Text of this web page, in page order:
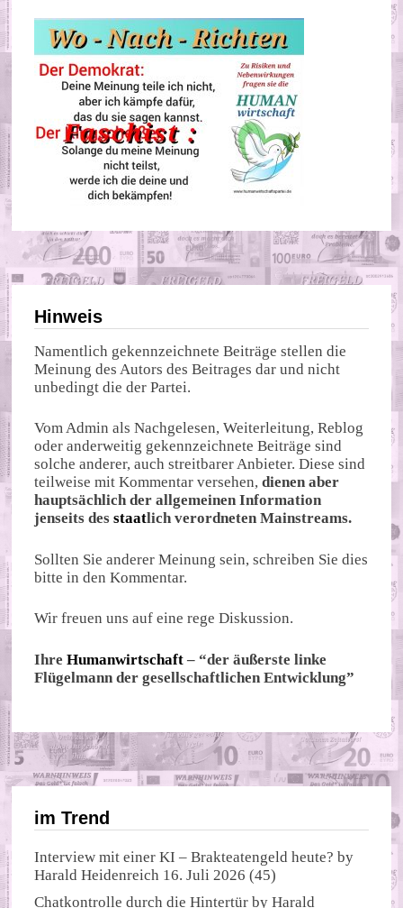
Hinweis
Namentlich gekennzeichnete Beiträge stellen die
Meinung des Autors des Beitrages dar und nicht
unbedingt die der Partei.
Vom Admin als Nachgelesen, Weiterleitung, Reblog
oder anderweitig gekennzeichnete Beiträge sind
solche anderer, auch streitbarer Anbieter. Diese sind
teilweise mit Kommentar versehen,dienen aber
hauptsächlich der allgemeinen Information
jenseits desstaatlich verordneten Mainstreams.
Sollten Sie anderer Meinung sein, schreiben Sie dies
bitte in den Kommentar.
Wir freuen uns auf eine rege Diskussion.
IhreHumanwirtschaft – “der äußerste linke
Flügelmann der gesellschaftlichen Entwicklung”
im Trend
Interview mit einer KI – Brakteatengeld heute? by
Harald Heidenreich 16. Juli 2026 (45)
Chatkontrolle durch die Hintertür byHarald